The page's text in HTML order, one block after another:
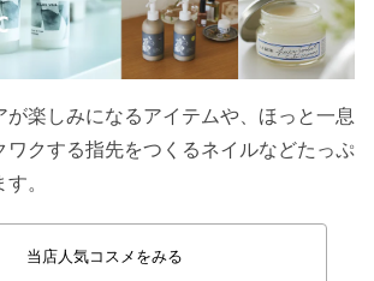
が楽しみになるアイテムや、ほっと一息
ワクする指先をつくるネイルなどたっぷ
。
当店人気コスメをみる